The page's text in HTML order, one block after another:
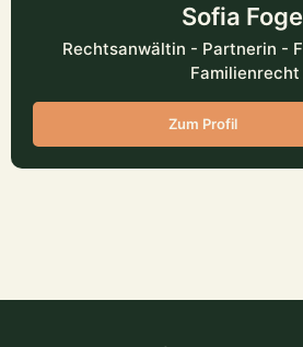
Sofia
Rechtsanwältin - Partnerin -
Familienrecht
Zum Profil